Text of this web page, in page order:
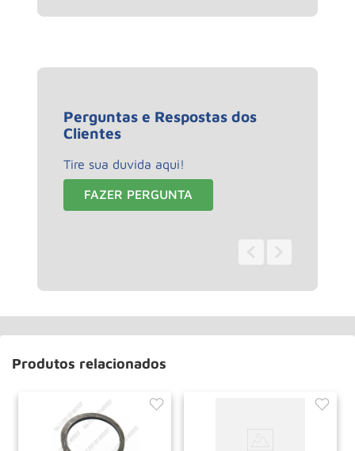
Perguntas e Respostas dos
Clientes
Tire sua duvida aqui!
FAZER PERGUNTA
Produtos relacionados